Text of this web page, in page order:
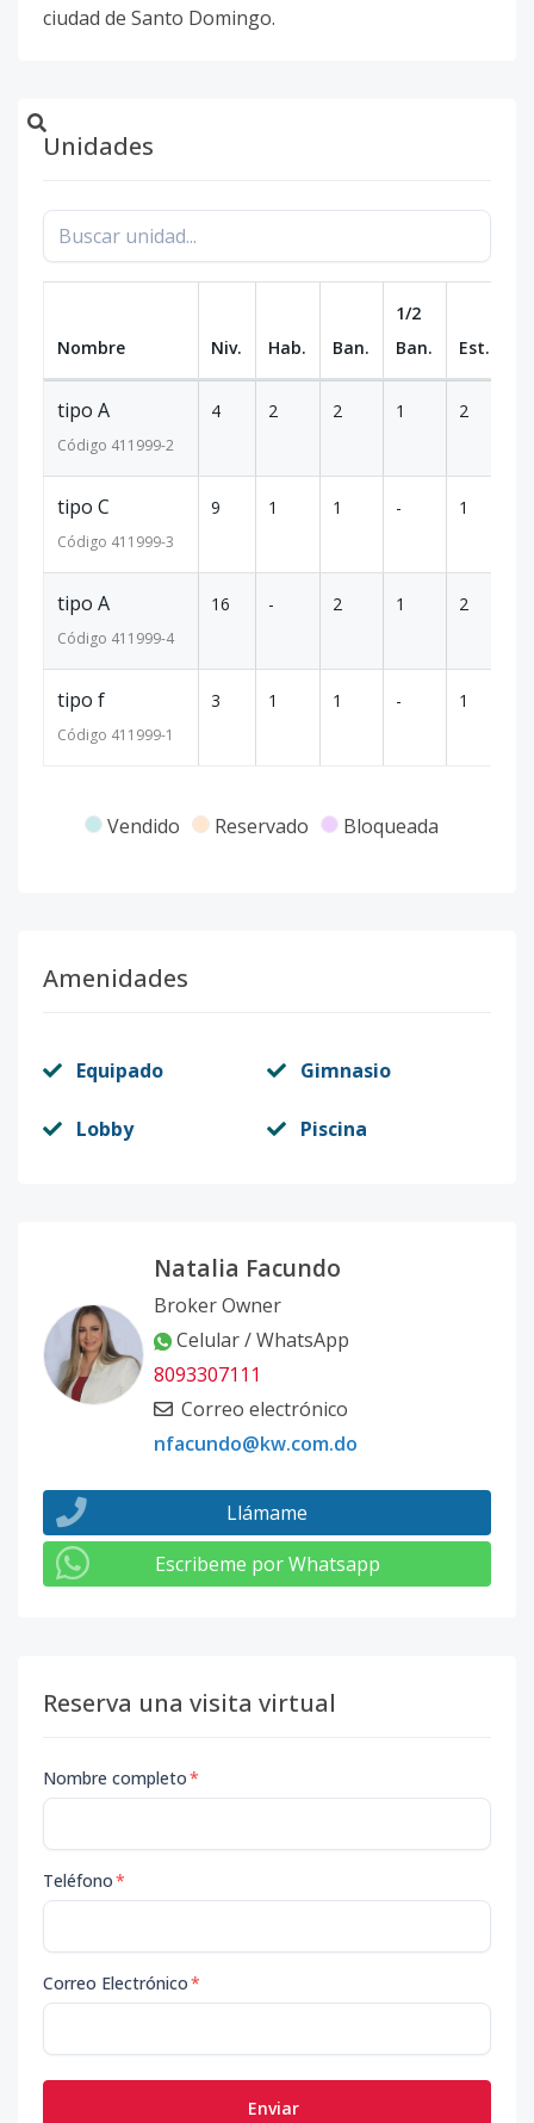
ciudad de Santo Domingo.
Unidades
Nombre Niv. Hab. Ban.
1/2
Ban.
Est.
tipo A
Código 411999-2
4 2 2 1 2
tipo C
Código 411999-3
9 1 1 - 1
tipo A
Código 411999-4
16 - 2 1 2
tipo f
Código 411999-1
3 1 1 - 1
Vendido Reservado Bloqueada
Amenidades
Equipado Gimnasio
Lobby Piscina
Natalia Facundo
Broker Owner
Celular / WhatsApp
8093307111
Correo electrónico
nfacundo@kw.com.do
Llámame
Escribeme por Whatsapp
Reserva una visita virtual
Nombre completo*
Teléfono*
Correo Electrónico*
Enviar